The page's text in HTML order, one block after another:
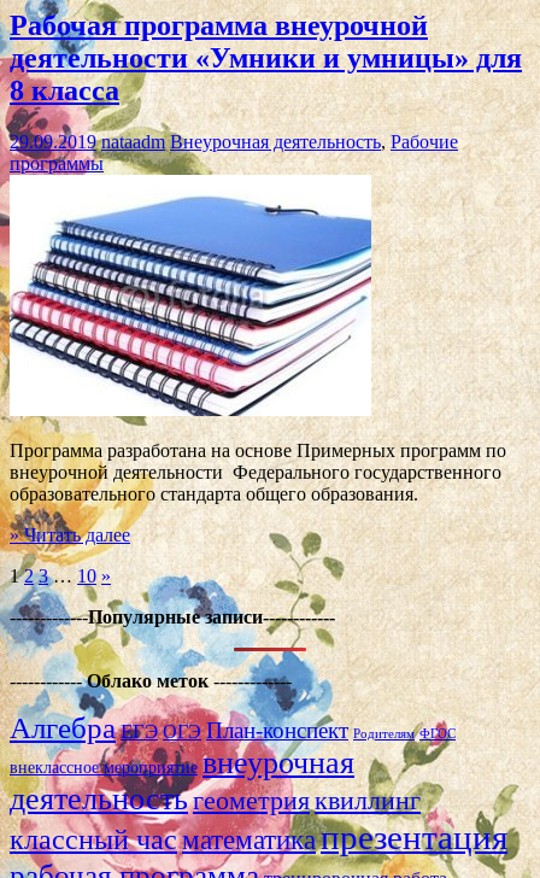
Рабочая программа внеурочной
деятельности «Умники и умницы» для
8 класса
29.09.2019 nataadm Внеурочная деятельность, Рабочие
программы
Программа разработана на основе Примерных программ по
внеурочной деятельности Федерального государственного
образовательного стандарта общего образования.
» Читать далее
1 2 3 … 10 »
-------------Популярные записи------------
------------Облако меток-------------
Алгебра ЕГЭ ОГЭ План-конспект Родителям ФГОС
внеклассное мероприятие внеурочная
деятельностьгеометрияквиллинг
классный часматематикапрезентация